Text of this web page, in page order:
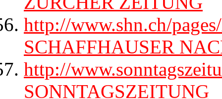
http://www.shn.ch/
SCHAFFHAUSER
http://
SONNTAGSZEITUNG